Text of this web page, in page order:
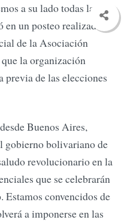
a su lado todas las
en un posteo realizado
de la Asociación
la organización
de las elecciones
Buenos Aires,
gobierno bolivariano de
revolucionario en la
que se celebrarán
convencidos de
a imponerse en las